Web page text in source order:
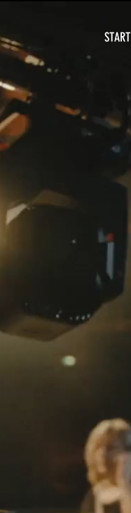
START